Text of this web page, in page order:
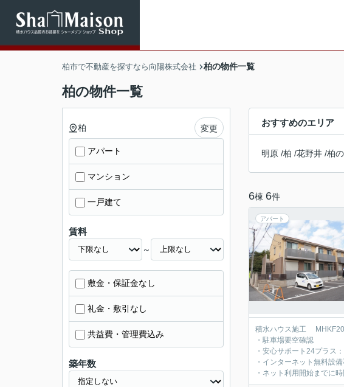
柏市で不動産を探すなら向陽株式会社 柏の物件一覧
柏の物件一覧
おすすめのエリア
明原 /柏 /花野井 /柏
6棟 6件
アパート
積水ハウス施工
・駐車場要空確認
・安心サポート24プラス
・インターネット無料設
・ネット利用開始までに時
柏 変更
アパート
マンション
一戸建て
賃料
～
敷金・保証金なし
礼金・敷引なし
共益費・管理費込み
築年数